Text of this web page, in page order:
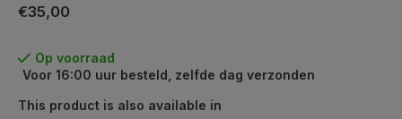
€35,00
Op voorraad
Voor 16:00 uur besteld, zelfde dag verzonden
This product is also available in